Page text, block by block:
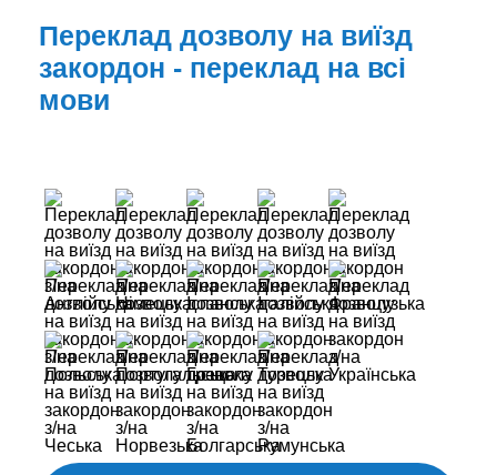
Переклад дозволу на виїзд
закордон - переклад на всі
мови